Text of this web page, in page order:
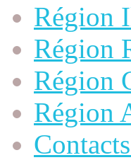
Région
Région
Région
Région